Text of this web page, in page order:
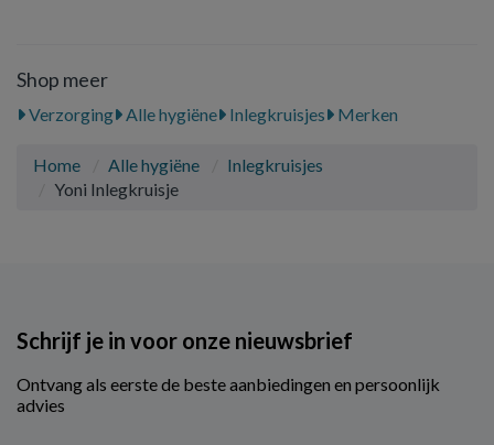
Shop meer
Verzorging Alle hygiëne Inlegkruisjes Merken
Home Alle hygiëne
Inlegkruisjes
Yoni Inlegkruisje
Schrijf je in voor onze nieuwsbrief
Ontvang als eerste de beste aanbiedingen en persoonlijk
advies